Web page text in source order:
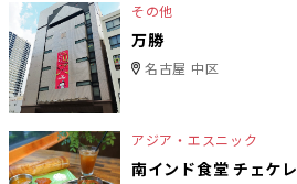
その他
万勝
名古屋 中区
アジア・エスニック
南インド食堂 チェケレ